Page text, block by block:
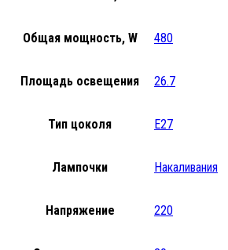
Общая мощность, W 480
Площадь освещения 26.7
Тип цоколя E27
Лампочки Накаливания
Напряжение 220